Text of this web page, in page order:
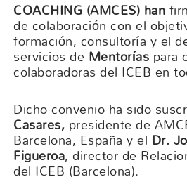
COACHING (AMCES) han
de colaboración con el
formación, consultoría y el
servicios de Mentorías para
colaboradoras del ICEB en
Dicho convenio ha sido
Casares, presidente de
Barcelona, España y el Dr.
Figueroa, director de
del ICEB (Barcelona).